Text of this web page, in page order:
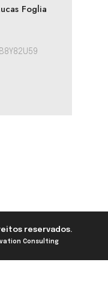
Foglia
reservados.
Consulting